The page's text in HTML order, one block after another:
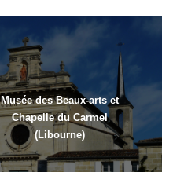
Musée des Beaux-arts et
Chapelle du Carmel
(Libourne)